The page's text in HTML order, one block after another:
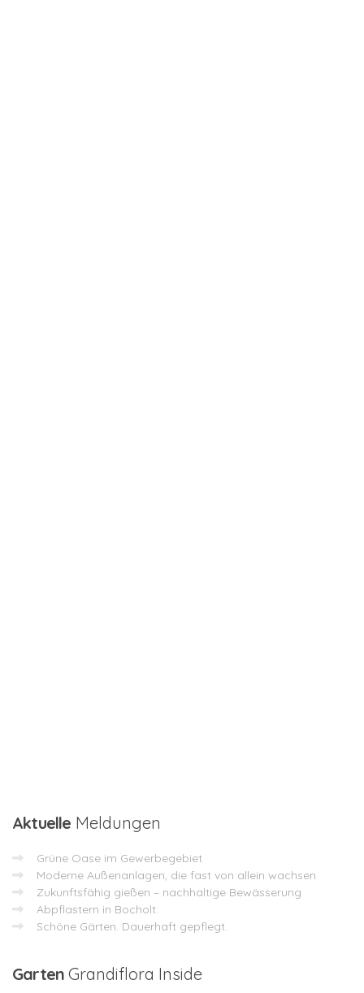
Aktuelle Meldungen
Grüne Oase im Gewerbegebiet
Moderne Außenanlagen, die fast von allein wachsen
Zukunftsfähig gießen – nachhaltige Bewässerung
Abpflastern in Bocholt:
Schöne Gärten. Dauerhaft gepflegt.
Garten Grandiflora Inside